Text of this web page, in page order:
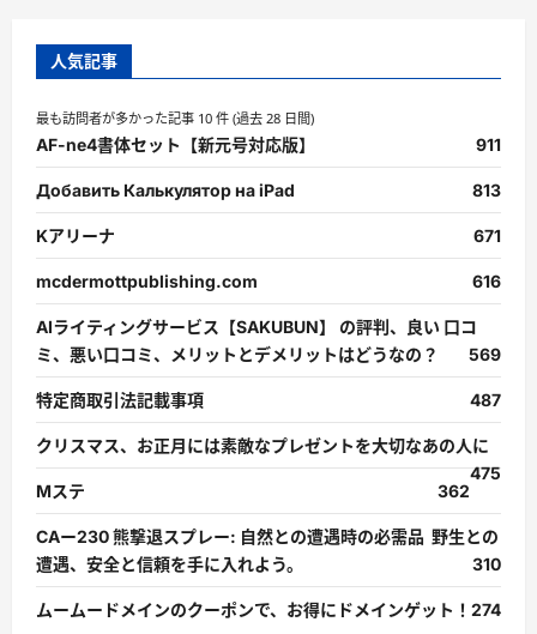
人気記事
最も訪問者が多かった記事 10 件 (過去 28 日間)
AF-ne4書体セット【新元号対応版】 911
Добавить Калькулятор на iPad 813
Kアリーナ 671
mcdermottpublishing.com 616
AIライティングサービス【SAKUBUN】 の評判、良い 口コ
ミ、悪い口コミ、メリットとデメリットはどうなの？
569
特定商取引法記載事項 487
クリスマス、お正月には素敵なプレゼントを大切なあの人に
475
Mステ
362
CAー230 熊撃退スプレー: 自然との遭遇時の必需品 野生との
遭遇、安全と信頼を手に入れよう。
310
ムームードメインのクーポンで、お得にドメインゲット！ 274